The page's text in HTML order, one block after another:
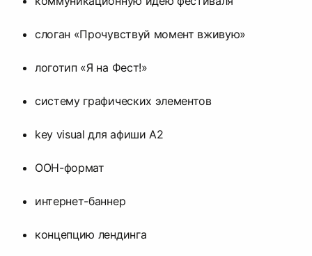
слоган «Прочувствуй момент вживую»
логотип «Я на Фест!»
систему графических элементов
key visual для афиши А2
OOH-формат
интернет-баннер
концепцию лендинга